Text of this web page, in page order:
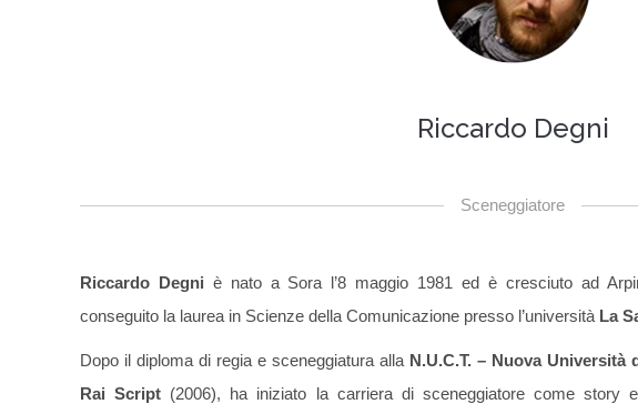
Riccardo Degni
Sceneggiatore
Riccardo Degni è nato a Sora l’8 maggio 1981 ed è cresciuto ad
conseguito la laurea in Scienze della Comunicazione presso l’università La
Dopo il diploma di regia e sceneggiatura alla N.U.C.T. – Nuova Università
Rai Script (2006), ha iniziato la carriera di sceneggiatore come